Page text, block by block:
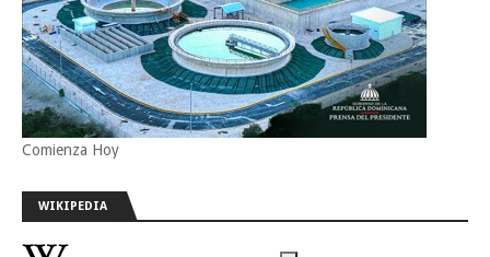
Comienza Hoy
WIKIPEDIA